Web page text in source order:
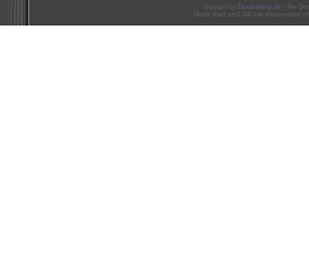
Design by Doublekey.de - Re-
Mario Kart and Wii are trademarks